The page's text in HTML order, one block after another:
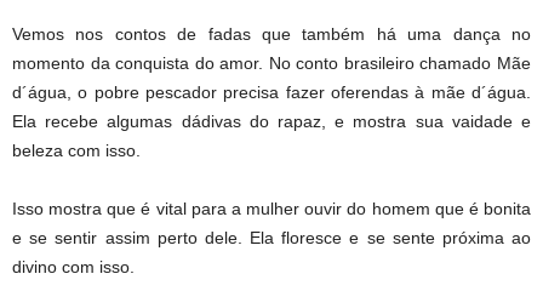
Vemos nos contos de fadas que também há uma dança no
momento da conquista do amor. No conto brasileiro chamado Mãe
d´água, o pobre pescador precisa fazer oferendas à mãe d´água.
Ela recebe algumas dádivas do rapaz, e mostra sua vaidade e
beleza com isso.
Isso mostra que é vital para a mulher ouvir do homem que é bonita
e se sentir assim perto dele. Ela floresce e se sente próxima ao
divino com isso.